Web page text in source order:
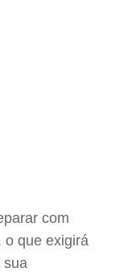
com
o que exigirá
sua